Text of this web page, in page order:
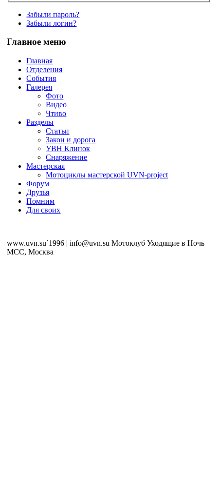
Забыли пароль?
Забыли логин?
Главное меню
Главная
Отделения
События
Галерея
Фото
Видео
Чтиво
Разделы
Статьи
Закон и дорога
УВН Клинок
Снаряжение
Мастерская
Мотоциклы мастерской UVN-project
Форум
Друзья
Помним
Для своих
www.uvn.su`1996 | info@uvn.su Мотоклуб Уходящие в Ночь
MCC, Москва